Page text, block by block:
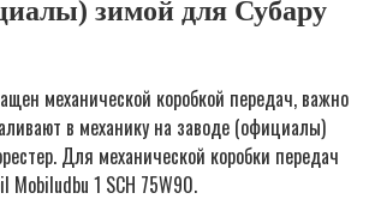
зимой для Субару
механической коробкой передач, важно
в механику на заводе (официалы)
Для механической коробки передач
Mobiludbu 1 SCH 75W90.